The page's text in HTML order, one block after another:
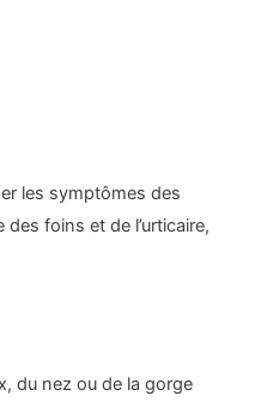
les symptômes des
foins et de l’urticaire,
du nez ou de la gorge